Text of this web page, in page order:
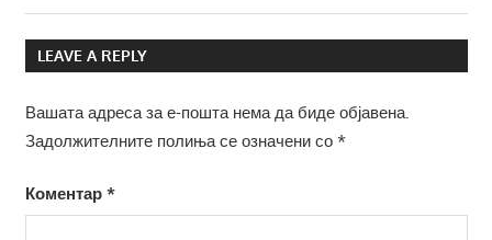
LEAVE A REPLY
Вашата адреса за е-пошта нема да биде објавена.
Задолжителните полиња се означени со *
Коментар *